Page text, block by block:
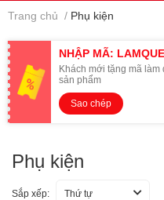
Trang chủ / Phụ kiện
NHẬP MÃ:
Khách mới tặng mã làm
sản phẩm
Sao chép
Phụ kiện
Sắp xếp: Thứ tự